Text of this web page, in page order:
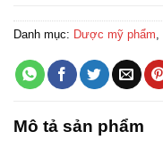
Danh mục: Dược mỹ phẩm
Mô tả sản phẩm